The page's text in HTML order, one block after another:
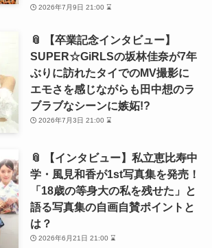
2026年7月9日 21:00 ⌛
📎 【卒業記念インタビュー】
SUPER☆GiRLSの坂林佳奈が7年
ぶりに訪れたタイでのMV撮影に
エモさを感じながらも田中想のラ
ブラブなシーンに嫉妬!?
2026年7月3日 21:00 ⌛
📎 【インタビュー】私立恵比寿中
学・風見和香が1st写真集を発売！
「18歳の等身大の私を残せた」と
語る写真集の自画自賛ポイントと
は？
2026年6月21日 21:00 ⌛